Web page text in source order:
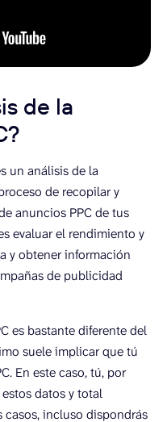
de la
un análisis de la
de recopilar y
anuncios PPC de tus
evaluar el rendimiento y
y obtener información
de publicidad
es bastante diferente del
suele implicar que tú
En este caso, tú, por
datos y total
casos, incluso dispondrás